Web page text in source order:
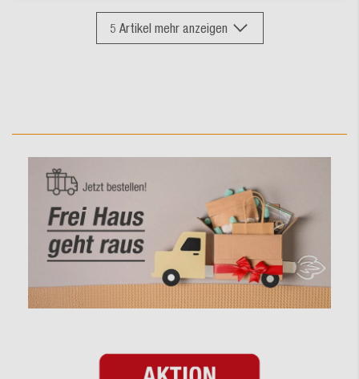
5 Artikel mehr anzeigen